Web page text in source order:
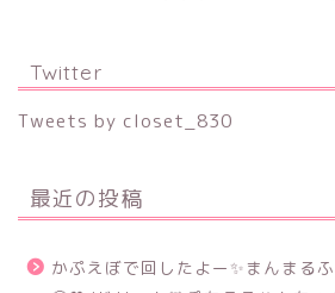
Twitter
Tweets by closet_830
最近の投稿
かぷえぼで回したよー✨まんまる